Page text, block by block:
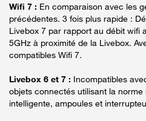
Wifi 7 : En comparaison avec les
précédentes. 3 fois plus rapide :
Livebox 7 par rapport au débit wifi
5GHz à proximité de la Livebox.
compatibles Wifi 7.
Livebox 6 et 7 : Incompatibles
objets connectés utilisant la norme
intelligente, ampoules et